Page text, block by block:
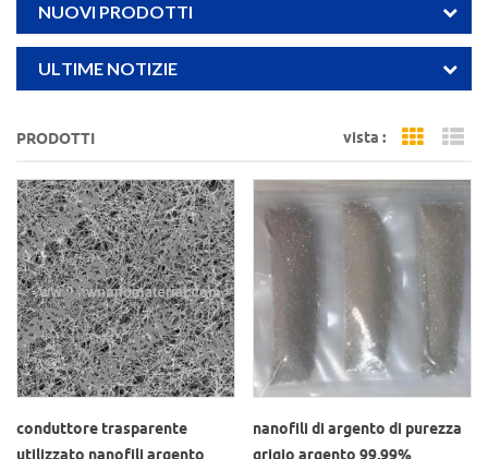
NUOVI PRODOTTI
ULTIME NOTIZIE
PRODOTTI vista : Grid
conduttore trasparente
utilizzato nanofili argento
nanofili di argento di purezza
grigio argento 99,99%